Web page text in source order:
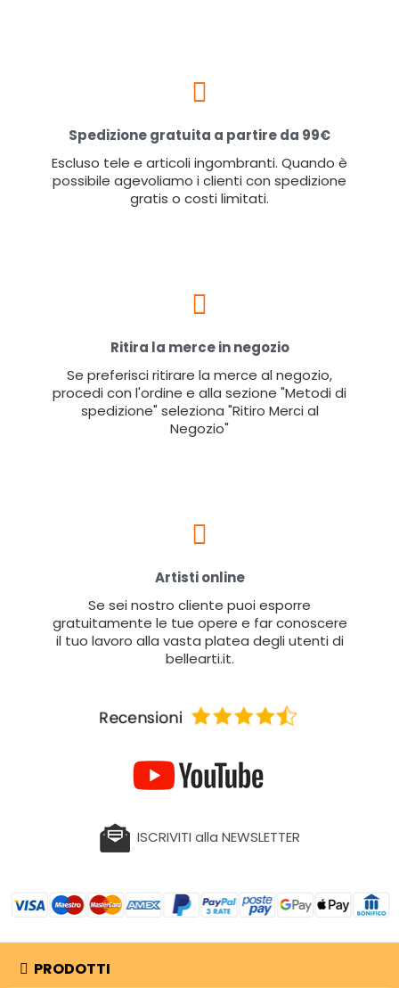
Spedizione gratuita a partire da 99€
Escluso tele e articoli ingombranti. Quando è
possibile agevoliamo i clienti con spedizione
gratis o costi limitati.
Ritira la merce in negozio
Se preferisci ritirare la merce al negozio,
procedi con l'ordine e alla sezione "Metodi di
spedizione" seleziona "Ritiro Merci al
Negozio"
Artisti online
Se sei nostro cliente puoi esporre
gratuitamente le tue opere e far conoscere
il tuo lavoro alla vasta platea degli utenti di
bellearti.it.
ISCRIVITI alla NEWSLETTER
PRODOTTI